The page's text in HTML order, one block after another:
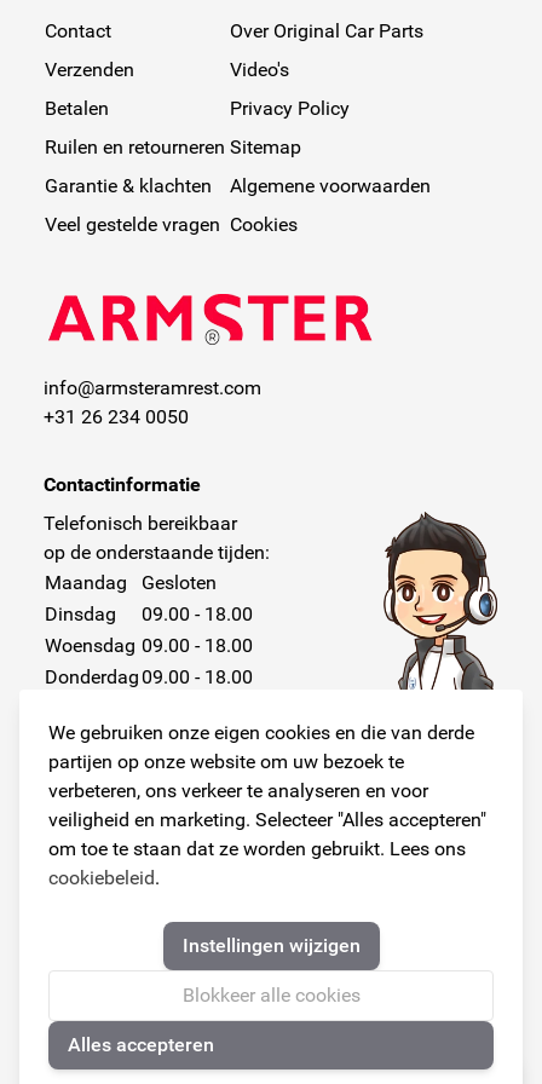
We gebruiken onze eigen cookies en die van derde
partijen op onze website om uw bezoek te
verbeteren, ons verkeer te analyseren en voor
veiligheid en marketing. Selecteer "Alles accepteren"
om toe te staan dat ze worden gebruikt. Lees ons
cookiebeleid.
Instellingen wijzigen
Blokkeer alle cookies
Alles accepteren
Contact
Verzenden
Betalen
Ruilen en retourneren
Garantie & klachten
Veel gestelde vragen
Over Original Car Parts
Video's
Privacy Policy
Sitemap
Algemene voorwaarden
Cookies
info@armsteramrest.com
+31 26 234 0050
Contactinformatie
Telefonisch bereikbaar
op de onderstaande tijden:
Maandag
Gesloten
Dinsdag
09.00 - 18.00
Woensdag 09.00 - 18.00
Donderdag 09.00 - 18.00
Zaterdag
Gesloten
Zondag
Gesloten
Volg ons!
Armster Alle rechten voorbehouden
🍪